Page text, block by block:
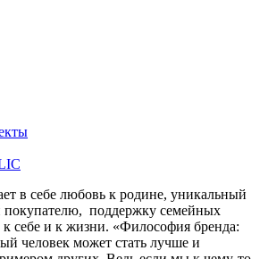
в себе любовь к родине, уникальный
покупателю, поддержку семейных
себе и к жизни. «Философия бренда:
человек может стать лучше и